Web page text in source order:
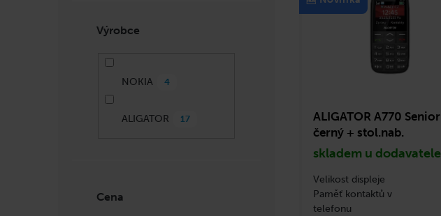
Cena
Výrobce
NOKIA 4
ALIGATOR 17
i
ALIGATOR A770 Senior
černý + stol.nab.
skladem u dodavatele
Velikost displeje
Paměť kontaktů v
telefonu